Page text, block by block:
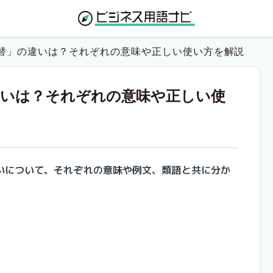
」の違いは？それぞれの意味や正しい使い方を解説
は？それぞれの意味や正しい使
ついて、それぞれの意味や例文、類語と共に分か